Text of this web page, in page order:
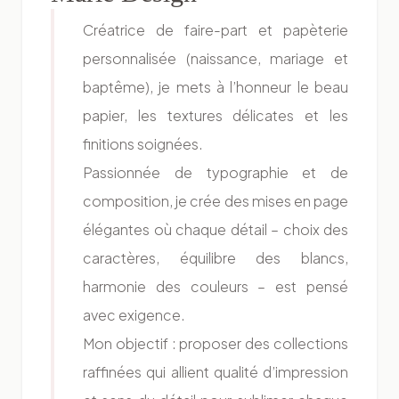
Créatrice de faire-part et papèterie
personnalisée (naissance, mariage et
baptême), je mets à l’honneur le beau
papier, les textures délicates et les
finitions soignées.
Passionnée de typographie et de
composition, je crée des mises en page
élégantes où chaque détail – choix des
caractères, équilibre des blancs,
harmonie des couleurs – est pensé
avec exigence.
Mon objectif : proposer des collections
raffinées qui allient qualité d’impression